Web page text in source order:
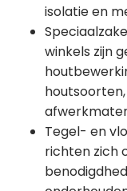
isolatie en
winkels zijn
Tegel- en
richten zich